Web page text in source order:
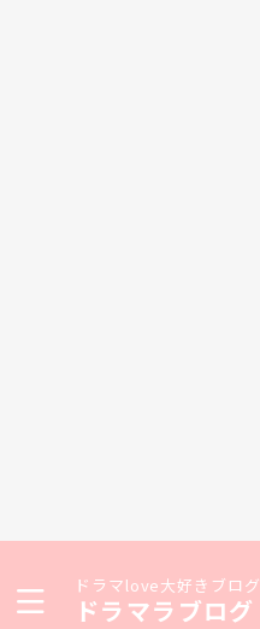
ドラマlove大好きブログ
ドラマラブログ